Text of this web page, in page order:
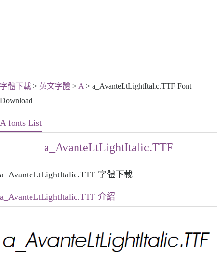
字體下載 > 英文字體 > A > a_AvanteLtLightItalic.TTF Font
Download
A fonts List
a_AvanteLtLightItalic.TTF
a_AvanteLtLightItalic.TTF 字體下載
a_AvanteLtLightItalic.TTF 介紹